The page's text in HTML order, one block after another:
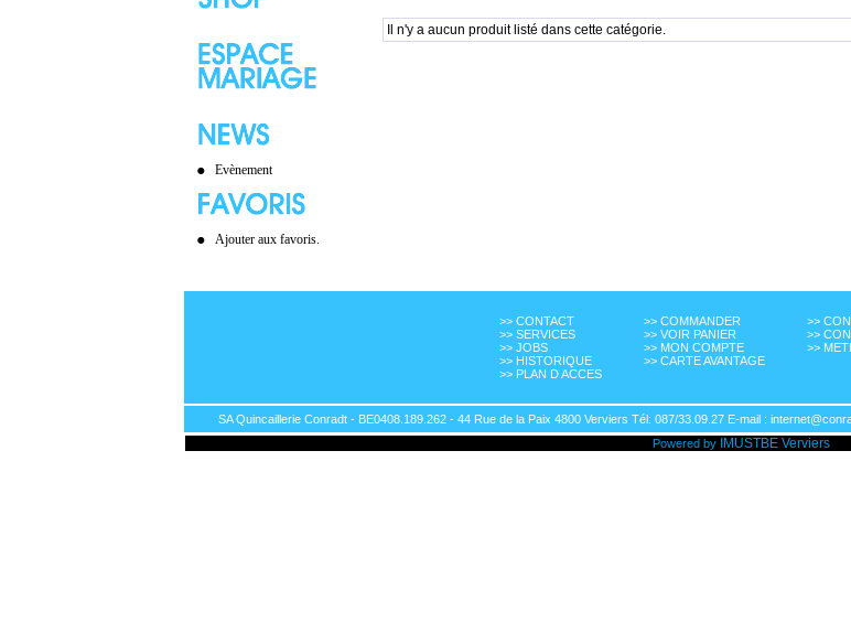
Evènement
Ajouter aux favoris.
Il n'y a aucun produit listé dans cette catégorie.
>> CONTACT
>> SERVICES
>> JOBS
>> HISTORIQUE
>> PLAN D ACCES
>> COMMANDER
>> VOIR PANIER
>> MON COMPTE
>> CARTE AVANTAGE
>>
>>
>>
SA Quincaillerie Conradt - BE0408.189.262 - 44 Rue de la Paix 4800 Verviers Tél: 087/33.09.27 E-mail :
Powered by
IMUSTBE Verviers